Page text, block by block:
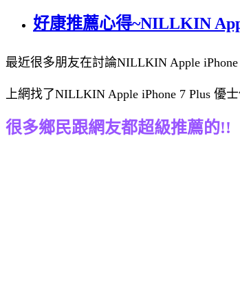
好康推薦心得~NILLKIN
最近很多朋友在討論NILLKIN Apple
上網找了NILLKIN Apple iPhone 7 Plus
很多鄉民跟網友都超級推薦的!!